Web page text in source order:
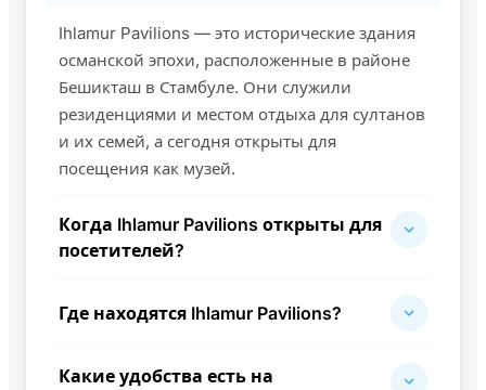
Ihlamur Pavilions — это исторические здания
османской эпохи, расположенные в районе
Бешикташ в Стамбуле. Они служили
резиденциями и местом отдыха для султанов
и их семей, а сегодня открыты для
посещения как музей.
Когда Ihlamur Pavilions открыты для
посетителей?
Где находятся Ihlamur Pavilions?
Какие удобства есть на